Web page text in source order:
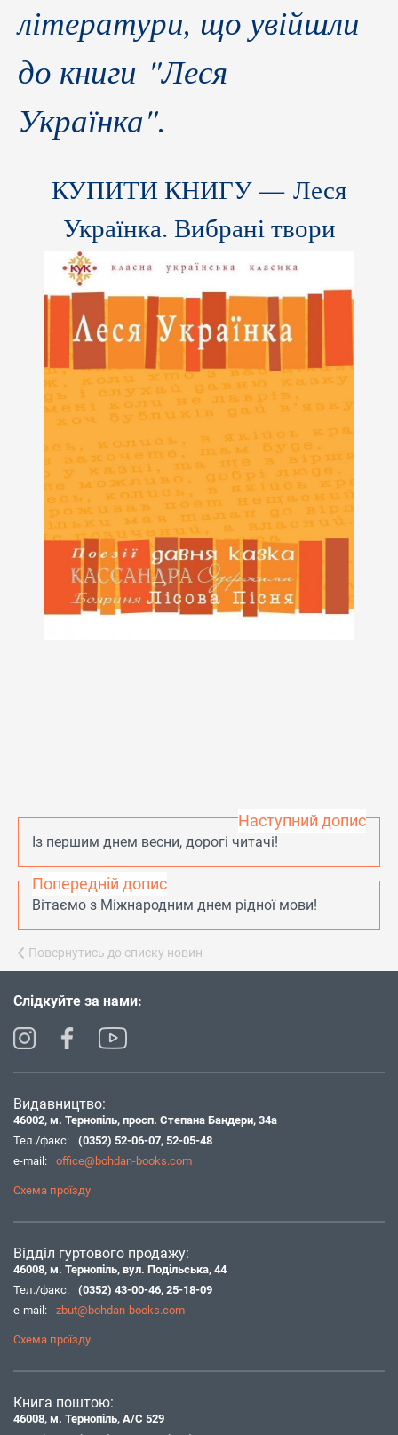
літератури, що увійшли
до книги "Леся
Українка".
КУПИТИ КНИГУ — Леся
Українка. Вибрані твори
Наступний допис
Із першим днем весни, дорогі читачі!
Попередній допис
Вітаємо з Міжнародним днем рідної мови!
Повернутись до списку новин
Слідкуйте за нами:
Видавництво:
46002, м. Тернопіль, просп. Степана Бандери, 34а
Тел./факс:
(0352) 52-06-07, 52-05-48
e-mail:
office@bohdan-books.com
Схема проїзду
Відділ гуртового продажу:
46008, м. Тернопіль, вул. Подільська, 44
Тел./факс:
(0352) 43-00-46, 25-18-09
e-mail:
zbut@bohdan-books.com
Схема проїзду
Книга поштою:
46008, м. Тернопіль, А/С 529